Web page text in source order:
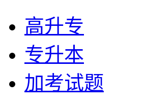
高升专
专升本
加考试题